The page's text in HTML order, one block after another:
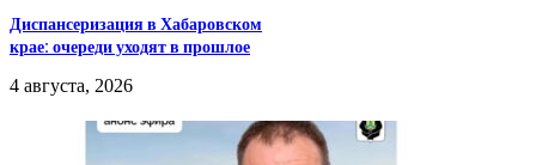
Диспансеризация в Хабаровском
крае: очереди уходят в прошлое
4 августа, 2026